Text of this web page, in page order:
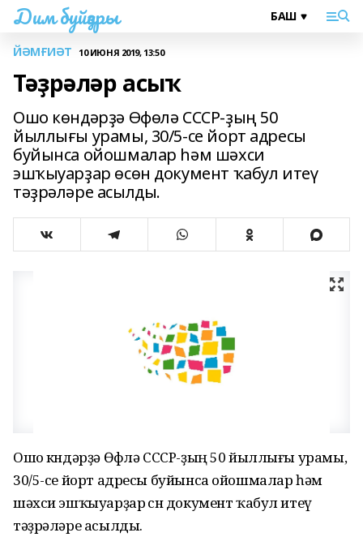
Дим буйҙары
ЙӘМҒИӘТ 10 ИЮНЯ 2019, 13:50
Тәҙрәләр асыҡ
Ошо көндәрҙә Өфөлә СССР-ҙың 50
йыллығы урамы, 30/5-се йорт адресы
буйынса ойошмалар һәм шәхси
эшҡыуарҙар өсөн документ ҡабул итеү
тәҙрәләре асылды.
Ошо көндәрҙә Өфөлә СССР-ҙың 50 йыллығы урамы,
30/5-се йорт адресы буйынса ойошмалар һәм
шәхси эшҡыуарҙар өсөн документ ҡабул итеү
тәҙрәләре асылды.